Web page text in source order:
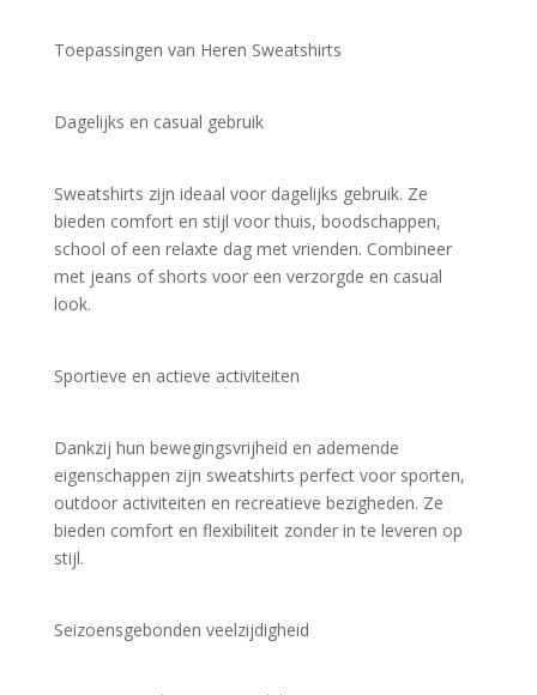
Toepassingen van Heren Sweatshirts
Dagelijks en casual gebruik
Sweatshirts zijn ideaal voor dagelijks gebruik. Ze
bieden comfort en stijl voor thuis, boodschappen,
school of een relaxte dag met vrienden. Combineer
met jeans of shorts voor een verzorgde en casual
look.
Sportieve en actieve activiteiten
Dankzij hun bewegingsvrijheid en ademende
eigenschappen zijn sweatshirts perfect voor sporten,
outdoor activiteiten en recreatieve bezigheden. Ze
bieden comfort en flexibiliteit zonder in te leveren op
stijl.
Seizoensgebonden veelzijdigheid